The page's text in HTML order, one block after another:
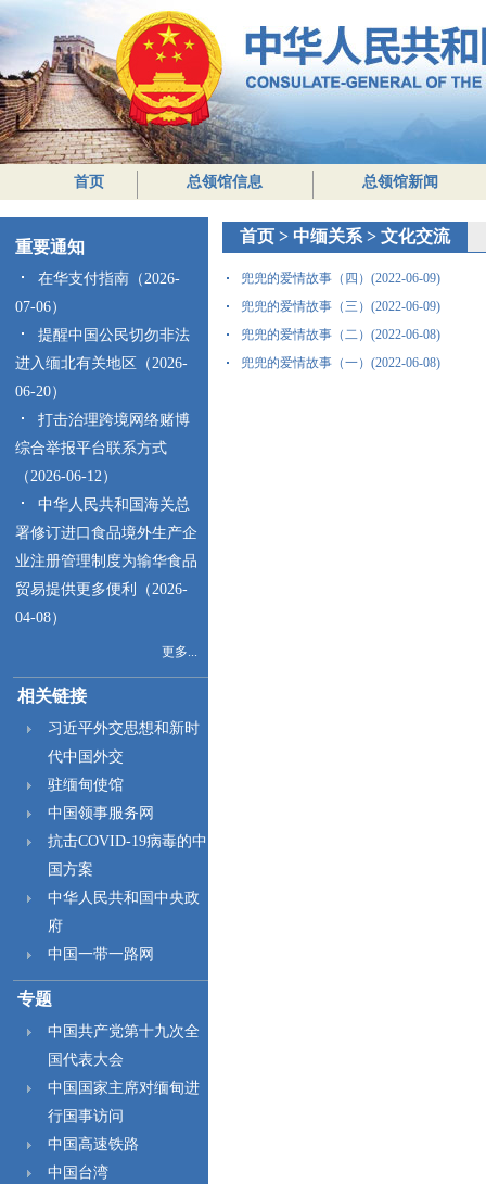
首页 总领馆信息 总领馆新闻
重要通知
在华支付指南（2026-
07-06）
提醒中国公民切勿非法
进入缅北有关地区（2026-
06-20）
打击治理跨境网络赌博
综合举报平台联系方式
（2026-06-12）
中华人民共和国海关总
署修订进口食品境外生产企
业注册管理制度为输华食品
贸易提供更多便利（2026-
04-08）
更多...
相关链接
习近平外交思想和新时
代中国外交
驻缅甸使馆
中国领事服务网
抗击COVID-19病毒的中
国方案
中华人民共和国中央政
府
中国一带一路网
专题
中国共产党第十九次全
国代表大会
中国国家主席对缅甸进
行国事访问
中国高速铁路
中国台湾
首页 > 中缅关系 > 文化交流
兜兜的爱情故事（四）(2022-06-09)
兜兜的爱情故事（三）(2022-06-09)
兜兜的爱情故事（二）(2022-06-08)
兜兜的爱情故事（一）(2022-06-08)